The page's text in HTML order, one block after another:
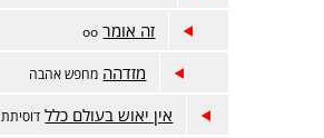
זה אומר oo
מזדהה מחפש אהבה
אין יאוש בעולם כלל דוסיתת